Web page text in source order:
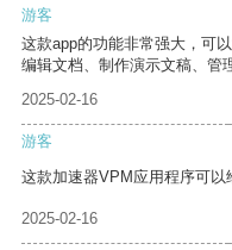
游客
这款app的功能非常强大，可
编辑文档、制作演示文稿、管
2025-02-16
游客
这款加速器VPM应用程序可以
2025-02-16